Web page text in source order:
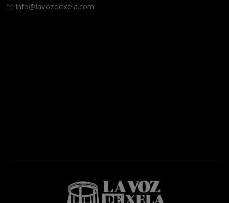
info@lavozdexela.com